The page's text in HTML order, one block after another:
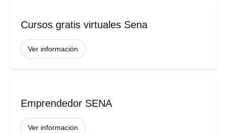
Cursos gratis virtuales Sena
Ver información
Emprendedor SENA
Ver información